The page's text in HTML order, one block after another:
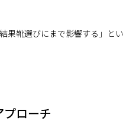
果靴選びにまで影響する」と
ローチ